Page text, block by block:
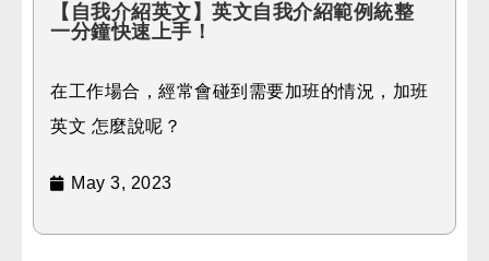
【自我介紹英文】英文自我介紹範例統整
一分鐘快速上手！
在工作場合，經常會碰到需要加班的情況，加班
英文 怎麼說呢？
May 3, 2023